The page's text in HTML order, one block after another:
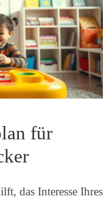
für
das Interesse Ihres